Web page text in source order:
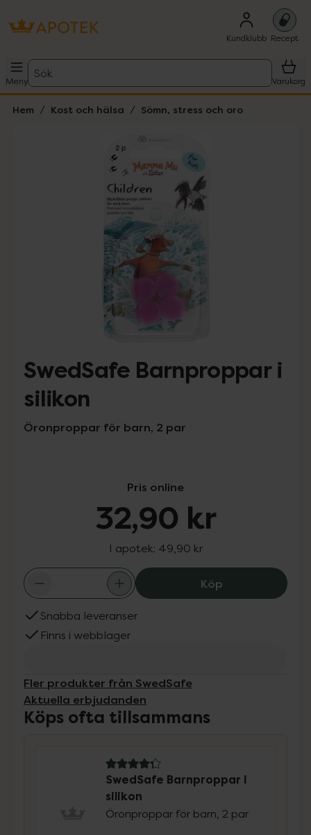
Kundklubb Recept
Meny
Sök
Varukorg
Hem Kost och hälsa Sömn, stress och oro
Lista: . Innehåller 1 objekt.
SwedSafe Barnproppar i
silikon
Öronproppar för barn, 2 par
Pris online
32,90 kr
I apotek: 49,90 kr
KöpSwedSafe
Snabba leveranser
Finns i webblager
Fler produkter från SwedSafe
Aktuella erbjudanden
Köps ofta tillsammans
4.3 av 5 i omdöme
SwedSafe Barnproppar i
silikon
Öronproppar för barn, 2 par